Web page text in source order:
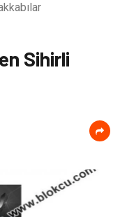
Sihirli